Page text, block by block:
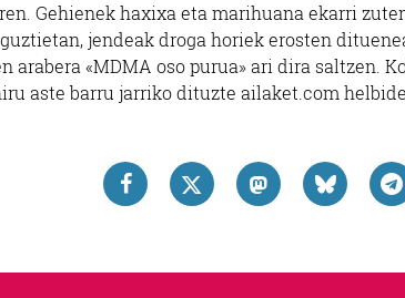
Gehienek haxixa eta marihuana ekarri
jendeak droga horiek erosten
arabera «MDMA oso purua» ari dira saltzen.
aste barru jarriko dituzte ailaket.com